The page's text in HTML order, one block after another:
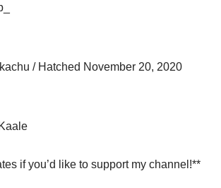
/ Hatched November 20, 2020
if you’d like to support my channel!**